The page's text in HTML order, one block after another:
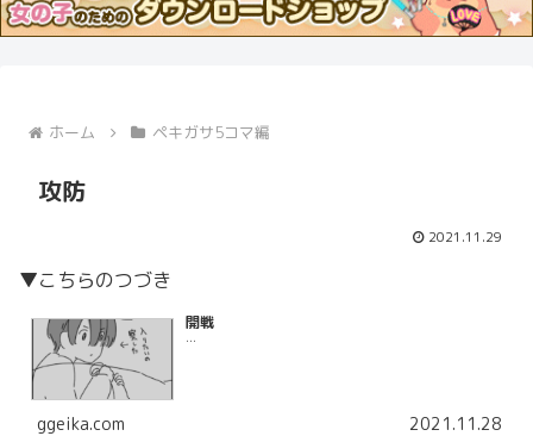
ホーム ペキガサ5コマ編
攻防
2021.11.29
▼こちらのつづき
開戦
...
ggeika.com 2021.11.28